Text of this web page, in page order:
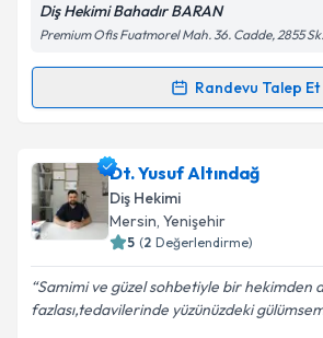
Kişisel verilerimin işlenmesine
Metni'ni okudum ve kişisel
kapsamda işlenmesini kabul
Diş Hekimi Bahadır BARAN
Premium Ofis Fuatmorel Mah. 36. Cadde, 2855
Randevu Talep Et
Randevu Takvimi Talebi
Dt. Bahadır Baraniçin randevu
oluşturun. Size bu uzmandan
takvim hazırlandığında e-posta ile
Dt. Yusuf Altındağ
Diş Hekimi
Mersin, Yenişehir
5 (2 Değerlendirme)
Samimi ve güzel sohbetiyle bir hekimden
fazlası,tedavilerinde yüzünüzdeki